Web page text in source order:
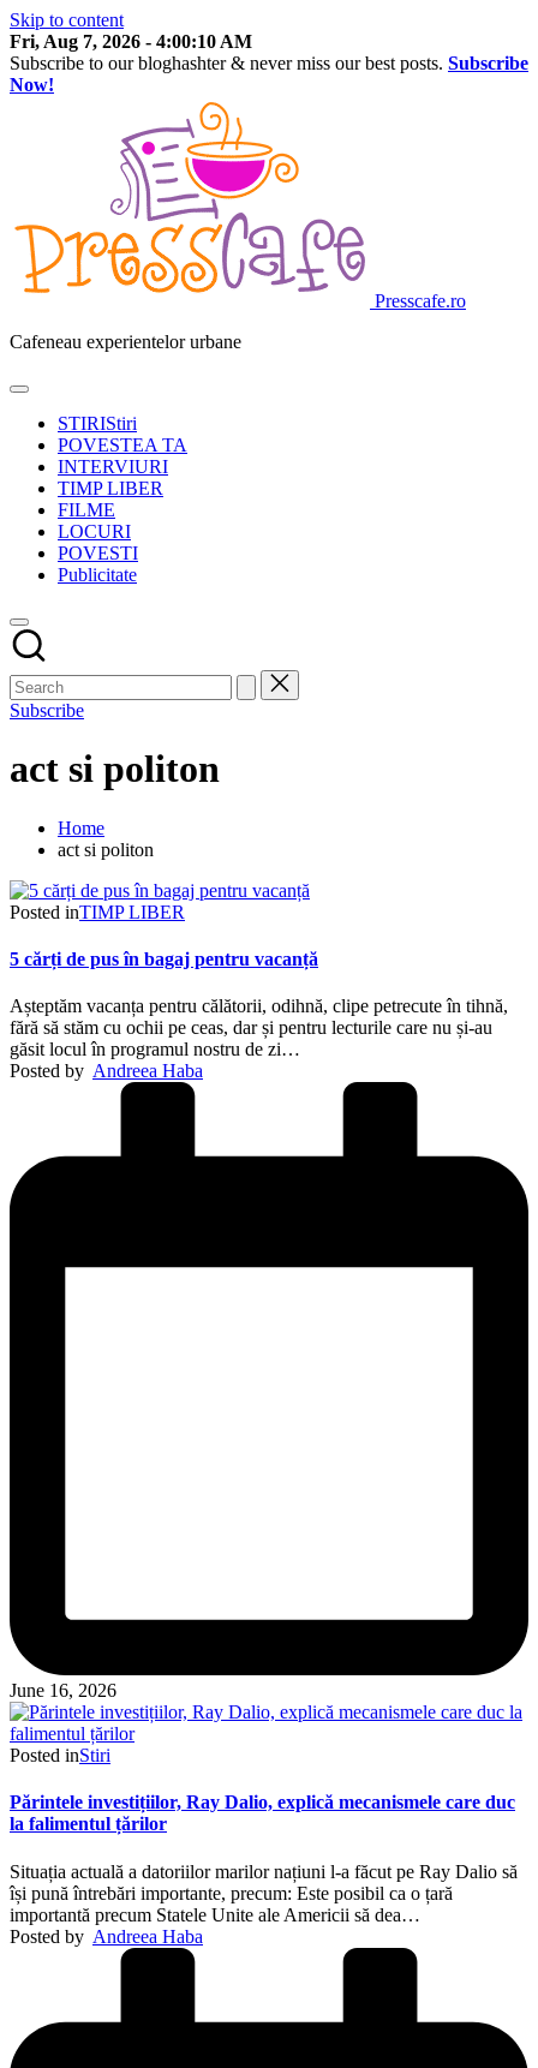
Skip to content
Fri, Aug 7, 2026 - 4:00:10 AM
Subscribe to our bloghashter & never miss our best posts. Subscribe
Now!
Presscafe.ro
Cafeneau experientelor urbane
STIRIStiri
POVESTEA TA
INTERVIURI
TIMP LIBER
FILME
LOCURI
POVESTI
Publicitate
Subscribe
act si politon
Home
act si politon
Posted inTIMP LIBER
5 cărți de pus în bagaj pentru vacanță
Așteptăm vacanța pentru călătorii, odihnă, clipe petrecute în tihnă,
fără să stăm cu ochii pe ceas, dar și pentru lecturile care nu și-au
găsit locul în programul nostru de zi…
Posted by Andreea Haba
June 16, 2026
Posted inStiri
Părintele investițiilor, Ray Dalio, explică mecanismele care duc
la falimentul țărilor
Situația actuală a datoriilor marilor națiuni l-a făcut pe Ray Dalio să
își pună întrebări importante, precum: Este posibil ca o țară
importantă precum Statele Unite ale Americii să dea…
Posted by Andreea Haba